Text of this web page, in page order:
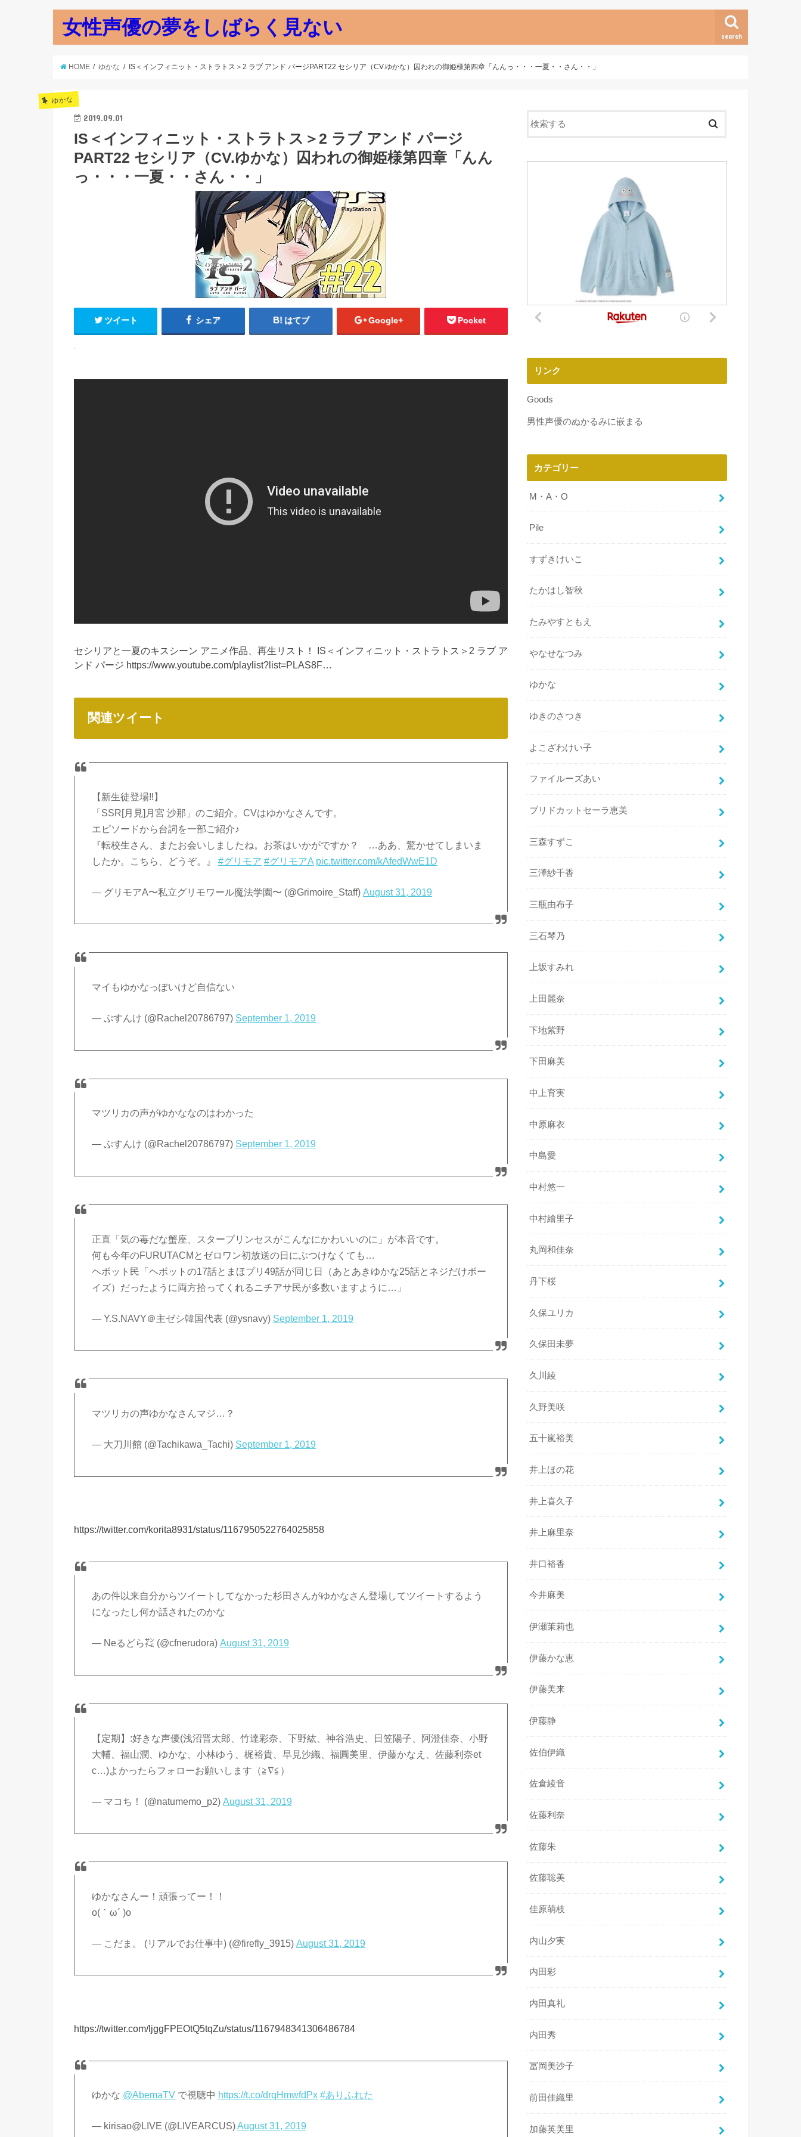
女性声優の夢をしばらく見ない search
HOME ゆかな IS＜インフィニット・ストラトス＞2 ラブ アンド パージPART22 セシリア（CV.ゆかな）囚われの御姫様第四章「んんっ・・・一夏・・さん・・」
ゆかな
2019.09.01
IS＜インフィニット・ストラトス＞2 ラブ アンド パージ
PART22 セシリア（CV.ゆかな）囚われの御姫様第四章「んん
っ・・・一夏・・さん・・」
ツイート シェア はてブ Google+ Pocket
セシリアと一夏のキスシーン アニメ作品、再生リスト！ IS＜インフィニット・ストラトス＞2 ラブ ア
ンド パージ https://www.youtube.com/playlist?list=PLAS8F…
関連ツイート
【新生徒登場‼】
「SSR[月見]月宮 沙那」のご紹介。CVはゆかなさんです。
エピソードから台詞を一部ご紹介♪
『転校生さん、またお会いしましたね。お茶はいかがですか？ …ああ、驚かせてしまいま
したか。こちら、どうぞ。』#グリモア #グリモアA pic.twitter.com/kAfedWwE1D
— グリモアA〜私立グリモワール魔法学園〜 (@Grimoire_Staff)August 31, 2019
マイもゆかなっぽいけど自信ない
— ぷすんけ (@Rachel20786797) September 1, 2019
マツリカの声がゆかななのはわかった
— ぷすんけ (@Rachel20786797) September 1, 2019
正直「気の毒だな蟹座、スタープリンセスがこんなにかわいいのに」が本音です。
何も今年のFURUTACMとゼロワン初放送の日にぶつけなくても…
ヘボット民「ヘボットの17話とまほプリ49話が同じ日（あとあきゆかな25話とネジだけボー
イズ）だったように両方拾ってくれるニチアサ民が多数いますように…」
— Y.S.NAVY＠主ゼシ韓国代表 (@ysnavy) September 1, 2019
マツリカの声ゆかなさんマジ…？
— 大刀川館 (@Tachikawa_Tachi) September 1, 2019
https://twitter.com/korita8931/status/1167950522764025858
あの件以来自分からツイートしてなかった杉田さんがゆかなさん登場してツイートするよう
になったし何か話されたのかな
— Neるどら㌠ (@cfnerudora)August 31, 2019
【定期】:好きな声優(浅沼晋太郎、竹達彩奈、下野紘、神谷浩史、日笠陽子、阿澄佳奈、小野
大輔、福山潤、ゆかな、小林ゆう、梶裕貴、早見沙織、福圓美里、伊藤かなえ、佐藤利奈et
c…)よかったらフォローお願いします（≧∇≦）
— マコち！ (@natumemo_p2)August 31, 2019
ゆかなさんー！頑張ってー！！
o(｀ω´ )o
— こだま。 (リアルでお仕事中) (@firefly_3915)August 31, 2019
https://twitter.com/ljggFPEOtQ5tqZu/status/1167948341306486784
ゆかな @AbemaTV で視聴中 https://t.co/drqHmwfdPx #ありふれた
— kirisao@LIVE (@LIVEARCUS)August 31, 2019
リンク
Goods
男性声優のぬかるみに嵌まる
カテゴリー
M・A・O
Pile
すずきけいこ
たかはし智秋
たみやすともえ
やなせなつみ
ゆかな
ゆきのさつき
よこざわけい子
ファイルーズあい
ブリドカットセーラ恵美
三森すずこ
三澤紗千香
三瓶由布子
三石琴乃
上坂すみれ
上田麗奈
下地紫野
下田麻美
中上育実
中原麻衣
中島愛
中村悠一
中村繪里子
丸岡和佳奈
丹下桜
久保ユリカ
久保田未夢
久川綾
久野美咲
五十嵐裕美
井上ほの花
井上喜久子
井上麻里奈
井口裕香
今井麻美
伊瀬茉莉也
伊藤かな恵
伊藤美来
伊藤静
佐伯伊織
佐倉綾音
佐藤利奈
佐藤朱
佐藤聡美
佳原萌枝
内山夕実
内田彩
内田真礼
内田秀
冨岡美沙子
前田佳織里
加藤英美里